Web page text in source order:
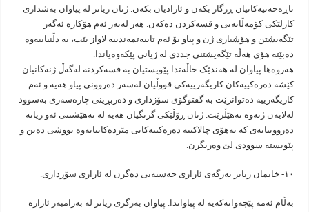
ناڕەحەتیەکانیان ڕزگار بکەن و ئازادیان بکەن. ژنان زیاتر لە پیاوان بەشداری
کارلێکی کۆمەڵایەتی و قسەکردن دەکەن. هەر لەبەر ئەم هۆکارە ئەگەر
تێگەیشتن و هۆشیاری ژن و پیاو بۆ ئەم تایبەتمەندییە لاواز بێت، بە دڵنیاییەوە
دەبێتە هۆی هەڵە تێگەیشتنی جددی لە ژیانی پێکەوەیاندا.
هەروەها پیاوان لە هەندێک حاڵەتدا پێویستیان بە قسەکردنە لەگەڵ ژنەکانیان.
کێشە دەرەکییەکان کاریگەرییەکی قووڵیان لەسەر دەروونی پیاو هەیە و ئەم
کاریگەرییە دەتوانرێت بە گفتوگۆی سۆزداری و دەربڕینی چارەسەری بەسوود
لەلایەن ژنەوە نەهێڵرێت. ژنان ڕۆڵێکی گرنگیان هەیە لە نەهێشتنی ئەو زیانە
دەروونیانەی کە بەهۆی چالاکییە دەرەکییەکانی مێردەکانیانەوە تووشی دەبن و
پێویستە سوودی لێ وەربگرن.
۱۰- خانمان زیاتر بەرگەی ئازاری جەستەیی دەگرن لە ئازاری سۆزداری.
بەڵام ئەمە پێچەوانەکەیە لە پیاواندا. پیاوان بەرگری زیاتر لە بەرامبەر ئازارە